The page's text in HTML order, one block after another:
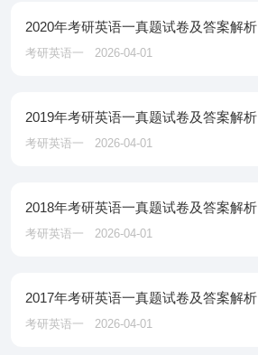
2020年考研英语一真题试卷及答案解析
考研英语一 2026-04-01
2019年考研英语一真题试卷及答案解析
考研英语一 2026-04-01
2018年考研英语一真题试卷及答案解析
考研英语一 2026-04-01
2017年考研英语一真题试卷及答案解析
考研英语一 2026-04-01